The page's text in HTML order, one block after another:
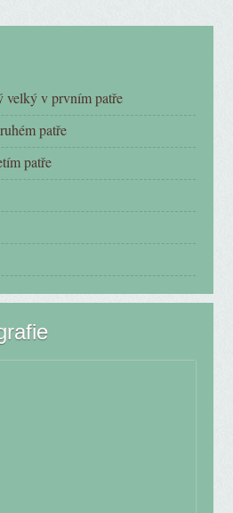
velký v prvním patře
patře
patře